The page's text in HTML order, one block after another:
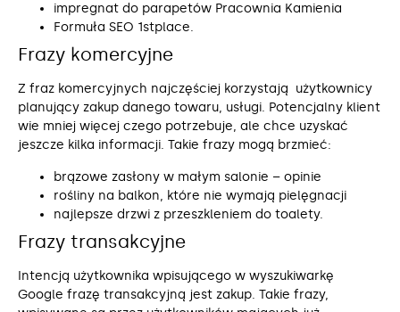
impregnat do parapetów Pracownia Kamienia
Formuła SEO 1stplace.
Frazy komercyjne
Z fraz komercyjnych najczęściej korzystają użytkownicy
planujący zakup danego towaru, usługi. Potencjalny klient
wie mniej więcej czego potrzebuje, ale chce uzyskać
jeszcze kilka informacji. Takie frazy mogą brzmieć:
brązowe zasłony w małym salonie – opinie
rośliny na balkon, które nie wymają pielęgnacji
najlepsze drzwi z przeszkleniem do toalety.
Frazy transakcyjne
Intencją użytkownika wpisującego w wyszukiwarkę
Google frazę transakcyjną jest zakup. Takie frazy,